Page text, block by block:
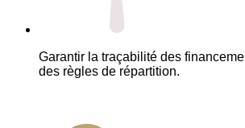
Garantir la traçabilité des
des règles de répartition.